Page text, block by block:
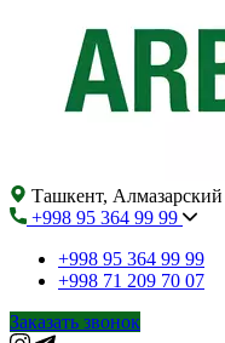
Ташкент,
+998 95 364 99 99
+998 95 364 99 99
+998 71 209 70 07
Заказать звонок